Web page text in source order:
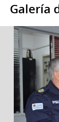
Galería